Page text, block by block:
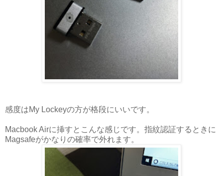
感度はMy Lockeyの方が格段にいいです。
Macbook Airに挿すとこんな感じです。指紋認証するときに
Magsafeがかなりの確率で外れます。